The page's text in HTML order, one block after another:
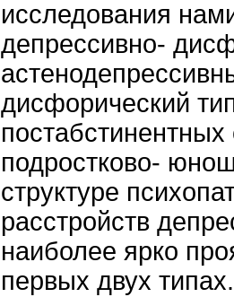
исследования
депрессивно-
дисфорический
постабстинентных
подростково-
структуре
расстройств
наиболее ярко
первых двух типах.